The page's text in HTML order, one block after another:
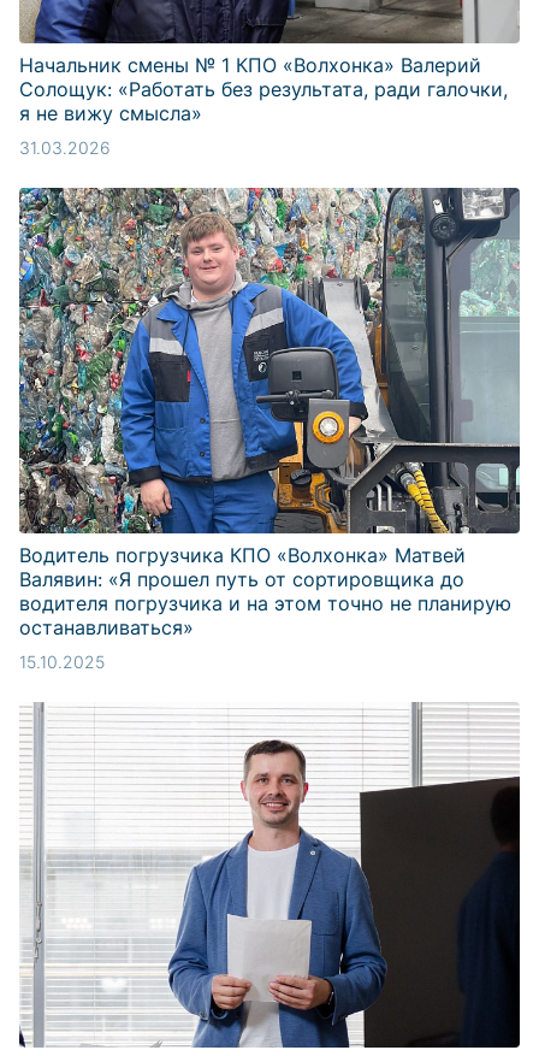
Начальник смены № 1 КПО «Волхонка» Валерий
Солощук: «Работать без результата, ради галочки,
я не вижу смысла»
31.03.2026
Водитель погрузчика КПО «Волхонка» Матвей
Валявин: «Я прошел путь от сортировщика до
водителя погрузчика и на этом точно не планирую
останавливаться»
15.10.2025